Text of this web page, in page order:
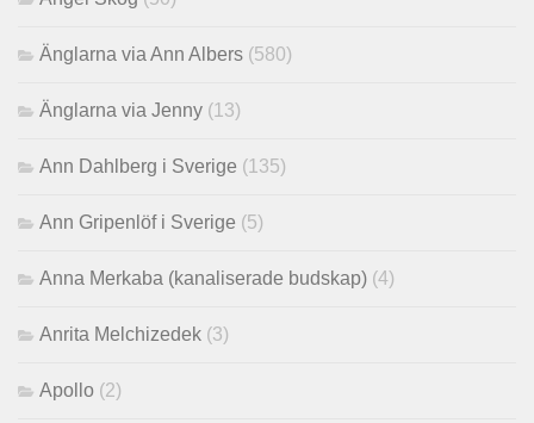
Änglarna via Ann Albers (580)
Änglarna via Jenny (13)
Ann Dahlberg i Sverige (135)
Ann Gripenlöf i Sverige (5)
Anna Merkaba (kanaliserade budskap) (4)
Anrita Melchizedek (3)
Apollo (2)